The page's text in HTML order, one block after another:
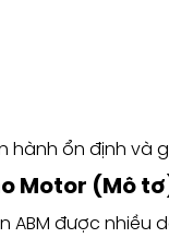
ổn định và
Motor (Mô
ABM được